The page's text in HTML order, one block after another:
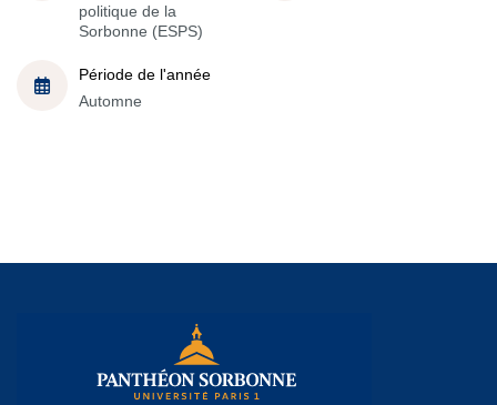
politique de la
Sorbonne (ESPS)
Période de l'année
Automne